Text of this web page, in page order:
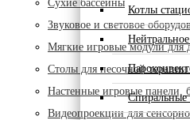
Котлы
Спиральные
Сухие бассейны
Звуковое и световое
Мягкие игровые модули для
Столы для песочной
Настенные игровые панели,
Видеопроекции для